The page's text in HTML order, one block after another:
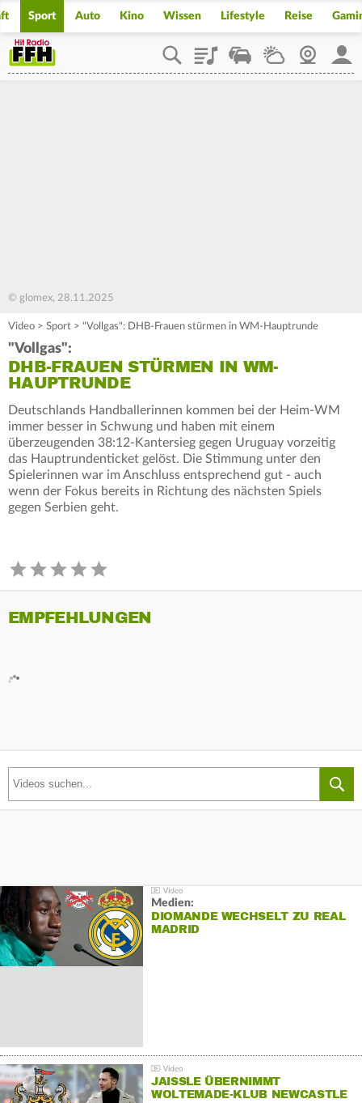
Sport Auto Kino Wissen Lifestyle Reise
PlaylistStaupilotWetterWebcam
© glomex, 28.11.2025
Video > Sport > "Vollgas": DHB-Frauen stürmen in WM-Hauptrunde
"Vollgas":
DHB-FRAUEN STÜRMEN IN WM-
HAUPTRUNDE
Deutschlands Handballerinnen kommen bei der Heim-WM
immer besser in Schwung und haben mit einem
überzeugenden 38:12-Kantersieg gegen Uruguay vorzeitig
das Hauptrundenticket gelöst. Die Stimmung unter den
Spielerinnen war im Anschluss entsprechend gut - auch
wenn der Fokus bereits in Richtung des nächsten Spiels
gegen Serbien geht.
EMPFEHLUNGEN
Medien:
DIOMANDE WECHSELT ZU REAL
MADRID
JAISSLE ÜBERNIMMT
WOLTEMADE-KLUB NEWCASTLE